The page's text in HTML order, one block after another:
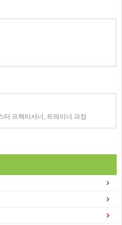
터 프렉티셔너, 트레이너 과정